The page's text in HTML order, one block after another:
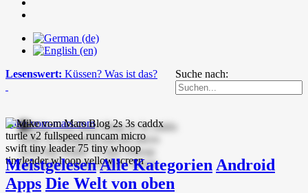
Suche nach:
Lesenswert: Küssen? Was ist das?
mike-vom-mars.com
MeistgelesenAlle Kategorien Android
Apps Die Welt von oben